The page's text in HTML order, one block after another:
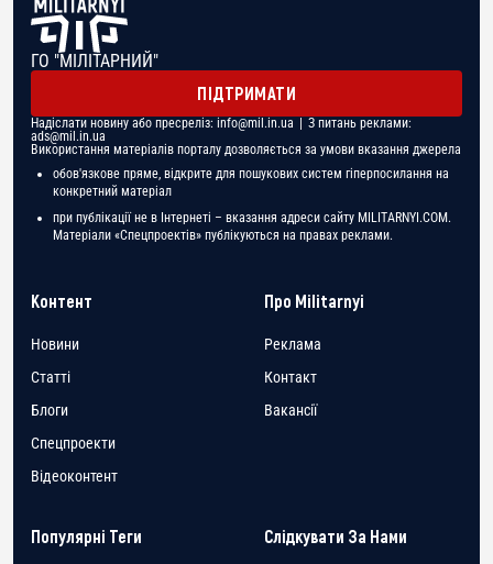
ГО "МІЛІТАРНИЙ"
ПІДТРИМАТИ
Надіслати новину або пресреліз: info@mil.in.ua | З питань реклами:
ads@mil.in.ua
Використання матеріалів порталу дозволяється за умови вказання джерела
обов'язкове пряме, відкрите для пошукових систем гіперпосилання на
конкретний матеріал
при публікації не в Інтернеті – вказання адреси сайту MILITARNYI.COM.
Матеріали «Спецпроектів» публікуються на правах реклами.
Контент
Новини
Статті
Блоги
Спецпроекти
Відеоконтент
Про Militarnyi
Реклама
Контакт
Вакансії
Популярні Теги Слідкувати За Нами